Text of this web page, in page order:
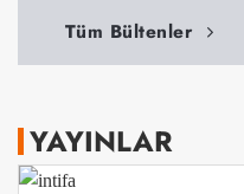
Tüm Bültenler
YAYINLAR